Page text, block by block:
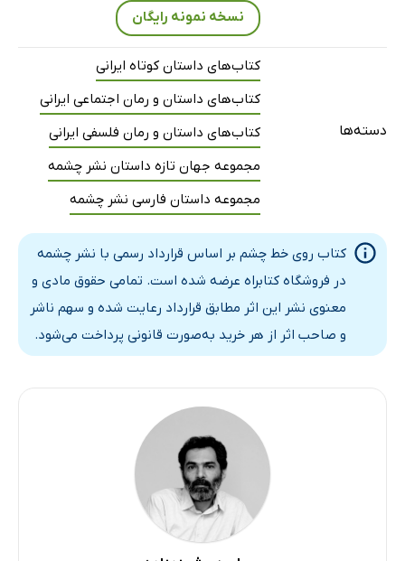
نسخه نمونه رایگان
دسته‌ها
کتاب‌های داستان کوتاه ایرانی
کتاب‌های داستان و رمان اجتماعی ایرانی
کتاب‌های داستان و رمان فلسفی ایرانی
مجموعه جهان تازه داستان نشر چشمه
مجموعه داستان فارسی نشر چشمه
کتاب روی خط چشم بر اساس قرارداد رسمی با نشر چشمه
در فروشگاه کتابراه عرضه شده است. تمامی حقوق مادی و
معنوی نشر این اثر مطابق قرارداد رعایت شده و سهم ناشر
و صاحب اثر از هر خرید به‌صورت قانونی پرداخت می‌شود.